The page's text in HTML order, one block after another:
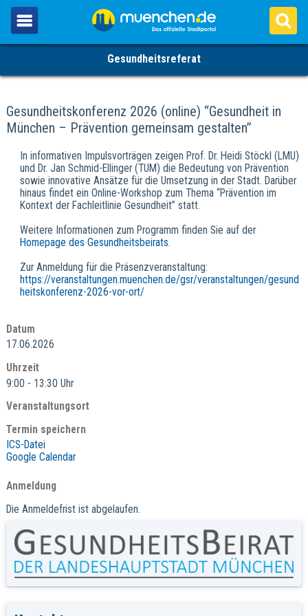
Gesundheitsreferat
Gesundheitskonferenz 2026 (online) “Gesundheit in
München – Prävention gemeinsam gestalten”
In informativen Impulsvorträgen zeigen Prof. Dr. Heidi Stöckl (LMU)
und Dr. Jan Schmid-Ellinger (TUM) die Bedeutung von Prävention
sowie innovative Ansätze für die Umsetzung in der Stadt. Darüber
hinaus findet ein Online-Workshop zum Thema “Prävention im
Kontext der Fachleitlinie Gesundheit” statt.
Weitere Informationen zum Programm finden Sie auf der
Homepage des Gesundheitsbeirats.
Zur Anmeldung für die Präsenzveranstaltung:
https://veranstaltungen.muenchen.de/gsr/veranstaltungen/gesund
heitskonferenz-2026-vor-ort/
Datum
17.06.2026
Uhrzeit
9:00 - 13:30 Uhr
Veranstaltungsort
Termin speichern
ICS-Datei
Google Calendar
Anmeldung
Die Anmeldefrist ist abgelaufen.